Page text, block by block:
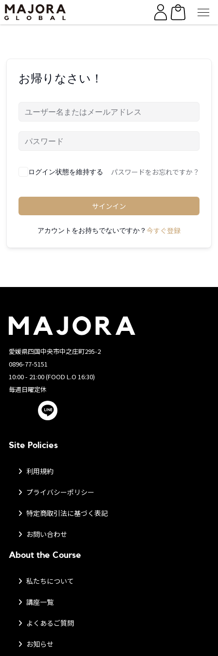
Skip
Skip
お帰りなさい！
ログイン状態を維持する パスワードをお忘れですか？
サインイン
アカウントをお持ちでないですか？ 今すぐ登録
愛媛県四国中央市中之庄町295-2
0896-77-5151
10:00 - 21:00 (FOOD L.O 16:30)
毎週日曜定休
Site Policies
利用規約
プライバシーポリシー
特定商取引法に基づく表記
お問い合わせ
About the Course
私たちについて
講座一覧
よくあるご質問
お知らせ